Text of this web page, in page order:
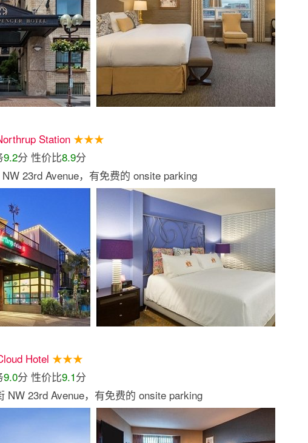
Station ★★★
9.2分 性价比8.9分
23rd Avenue，有免费的 onsite parking
Hotel ★★★
9.0分 性价比9.1分
NW 23rd Avenue，有免费的 onsite parking